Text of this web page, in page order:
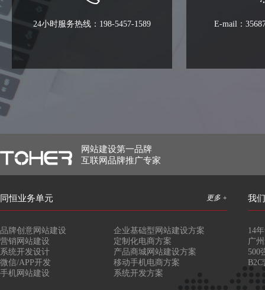
24小时服务热线：198-5457-1589 E-mail：
网站建设第一品牌
互联网品牌推广专家
更多 +
同恒业务单元
品牌创意网站建设
营销网站建设
系统开发设计
微信/APP开发
手机网站建设
企业基础型网站建设方案
定制化电商方案
产品商城网站建设方案
移动手机电商方案
系统开发方案
我
14
广
500